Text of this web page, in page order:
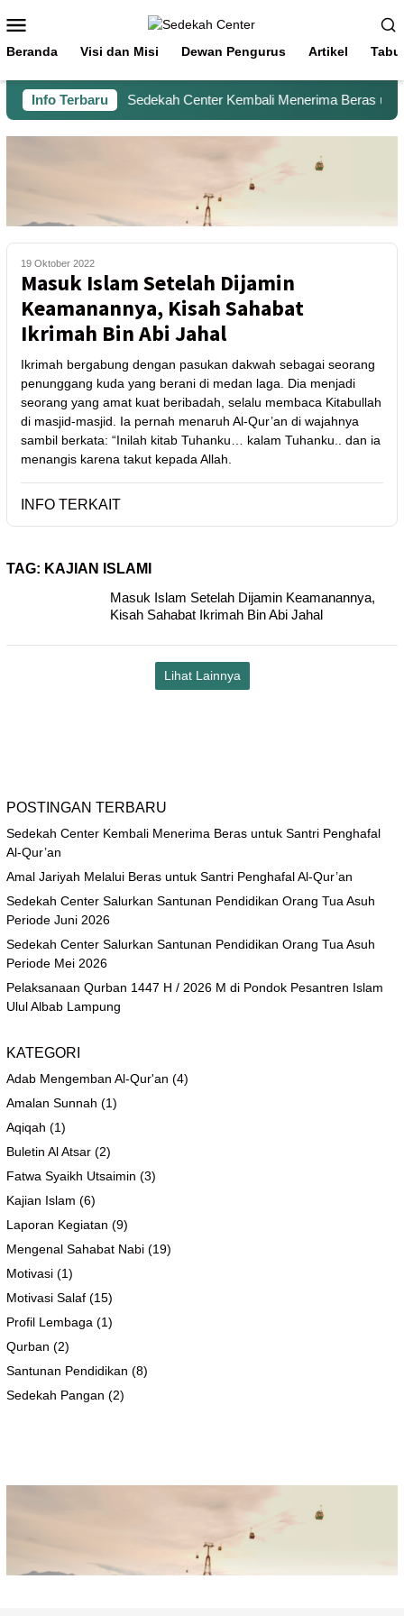
Beranda Visi dan Misi Dewan Pengurus Artikel
Info Terbaru Sedekah Center Kembali Menerima Beras
19 Oktober 2022
Masuk Islam Setelah Dijamin
Keamanannya, Kisah Sahabat
Ikrimah Bin Abi Jahal
Ikrimah bergabung dengan pasukan dakwah sebagai seorang
penunggang kuda yang berani di medan laga. Dia menjadi
seorang yang amat kuat beribadah, selalu membaca Kitabullah
di masjid-masjid. Ia pernah menaruh Al-Qur’an di wajahnya
sambil berkata: “Inilah kitab Tuhanku… kalam Tuhanku.. dan ia
menangis karena takut kepada Allah.
INFO TERKAIT
TAG: KAJIAN ISLAMI
Masuk Islam Setelah Dijamin Keamanannya,
Kisah Sahabat Ikrimah Bin Abi Jahal
Lihat Lainnya
POSTINGAN TERBARU
Sedekah Center Kembali Menerima Beras untuk Santri Penghafal
Al-Qur’an
Amal Jariyah Melalui Beras untuk Santri Penghafal Al-Qur’an
Sedekah Center Salurkan Santunan Pendidikan Orang Tua Asuh
Periode Juni 2026
Sedekah Center Salurkan Santunan Pendidikan Orang Tua Asuh
Periode Mei 2026
Pelaksanaan Qurban 1447 H / 2026 M di Pondok Pesantren Islam
Ulul Albab Lampung
KATEGORI
Adab Mengemban Al-Qur'an (4)
Amalan Sunnah (1)
Aqiqah (1)
Buletin Al Atsar (2)
Fatwa Syaikh Utsaimin (3)
Kajian Islam (6)
Laporan Kegiatan (9)
Mengenal Sahabat Nabi (19)
Motivasi (1)
Motivasi Salaf (15)
Profil Lembaga (1)
Qurban (2)
Santunan Pendidikan (8)
Sedekah Pangan (2)